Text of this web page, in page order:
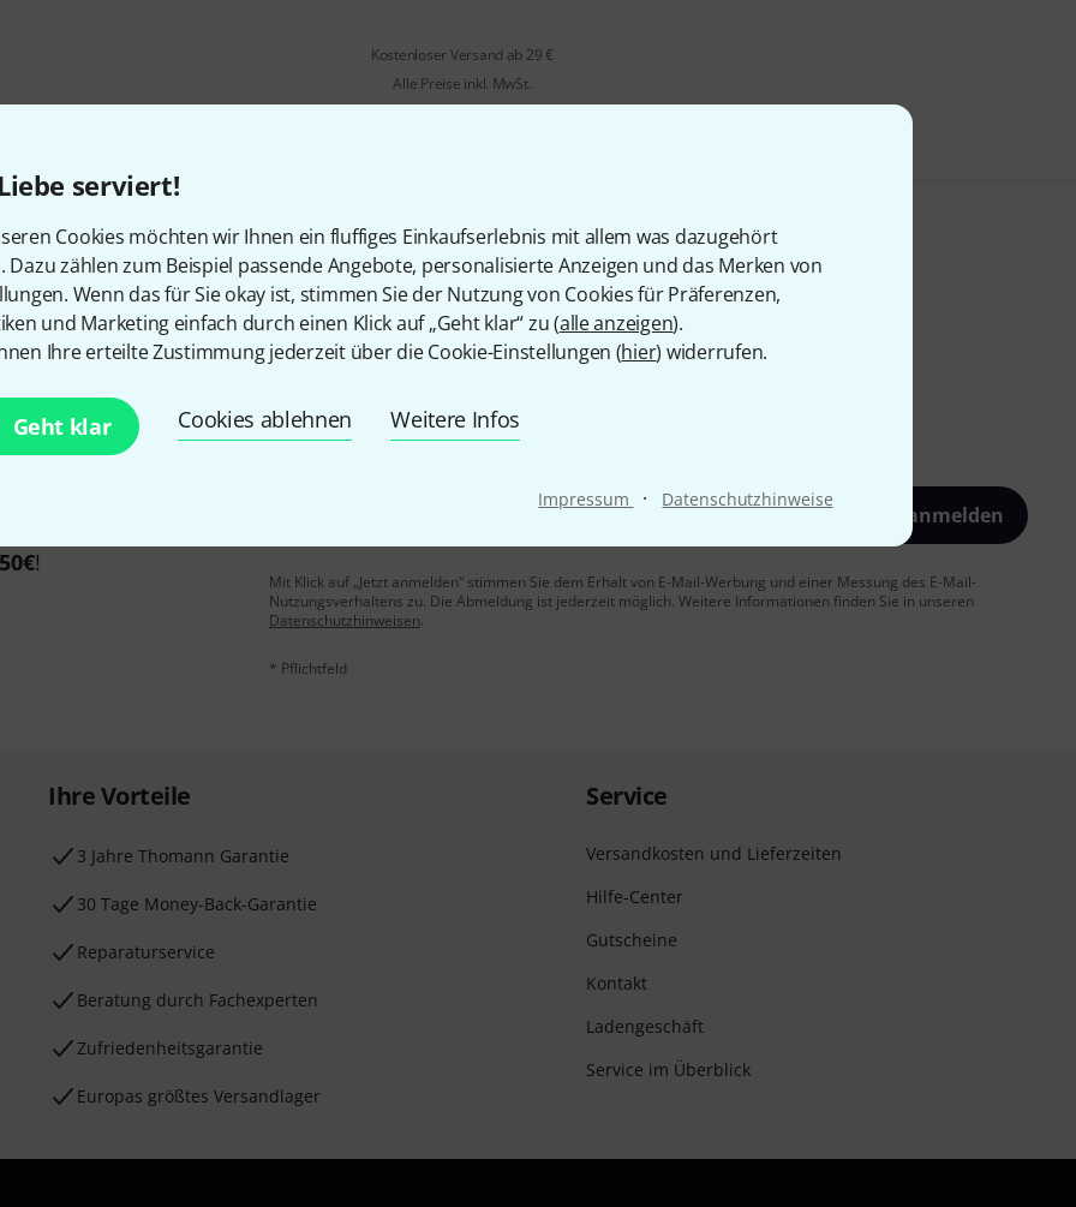
serviert!
Cookies möchten wir Ihnen ein fluffiges Einkaufserlebnis mit allem was dazugehört
Dazu zählen zum Beispiel passende Angebote, personalisierte Anzeigen und das Merken von
Wenn das für Sie okay ist, stimmen Sie der Nutzung von Cookies für Präferenzen,
und Marketing einfach durch einen Klick auf „Geht klar“ zu (alle anzeigen).
Ihre erteilte Zustimmung jederzeit über die Cookie-Einstellungen (hier) widerrufen.
Geht klar Cookies ablehnen Weitere Infos
Impressum · Datenschutzhinweise
Kostenloser Versand ab 29 €
Alle Preise inkl. MwSt.
Gefällt Ihnen, was Sie sehen?
Teilen Hilfe & Feedback
mit etwas Glück
50€!
Jetzt anmelden
Mit Klick auf „Jetzt anmelden“ stimmen Sie dem Erhalt von E-Mail-Werbung und einer Messung des E-Mail-
Nutzungsverhaltens zu. Die Abmeldung ist jederzeit möglich. Weitere Informationen finden Sie in unseren
Datenschutzhinweisen.
* Pflichtfeld
Ihre Vorteile
3 Jahre Thomann Garantie
30 Tage Money-Back-Garantie
Reparaturservice
Beratung durch Fachexperten
Zufriedenheitsgarantie
Europas größtes Versandlager
Service
Versandkosten und Lieferzeiten
Hilfe-Center
Gutscheine
Kontakt
Ladengeschäft
Service im Überblick